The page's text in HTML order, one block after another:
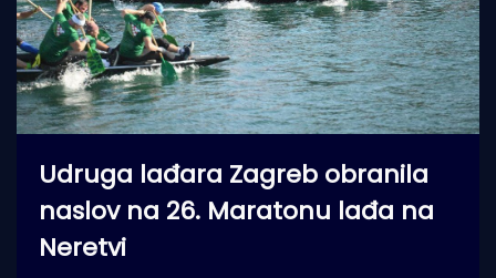
Udruga lađara Zagreb obranila
naslov na 26. Maratonu lađa na
Neretvi